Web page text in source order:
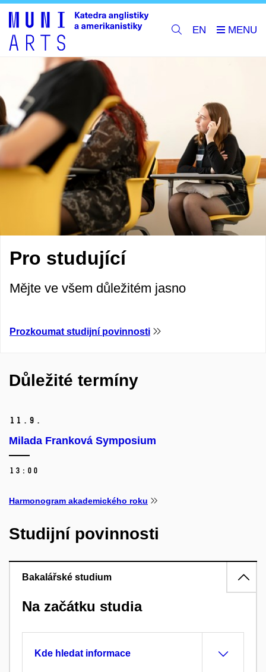
EN
Pro studující
Mějte ve všem důležitém jasno
Prozkoumat studijní povinnosti
Důležité termíny
11. 9.
Milada Franková Symposium
13:00
Harmonogram akademického roku
Studijní povinnosti
Bakalářské studium
Na začátku studia
Kde hledat informace